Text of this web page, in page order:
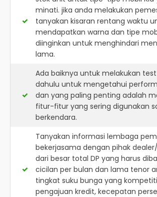
minati. jika anda melakukan
tanyakan kisaran rentang waktu
mendapatkan warna dan tipe
diinginkan untuk menghindari
lama.
Ada baiknya untuk melakukan
dahulu untuk mengetahui
dan yang paling penting adalah
fitur-fitur yang sering digunakan
berkendara.
Tanyakan informasi lembaga
bekerjasama dengan pihak
dari besar total DP yang harus
cicilan per bulan dan lama tenor
tingkat suku bunga yang
pengajuan kredit, kecepatan